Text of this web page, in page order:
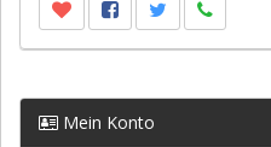
Mein Konto